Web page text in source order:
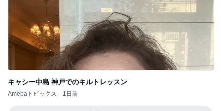
キャシー中島 神戸でのキルトレッスン
Amebaトピックス 1日前